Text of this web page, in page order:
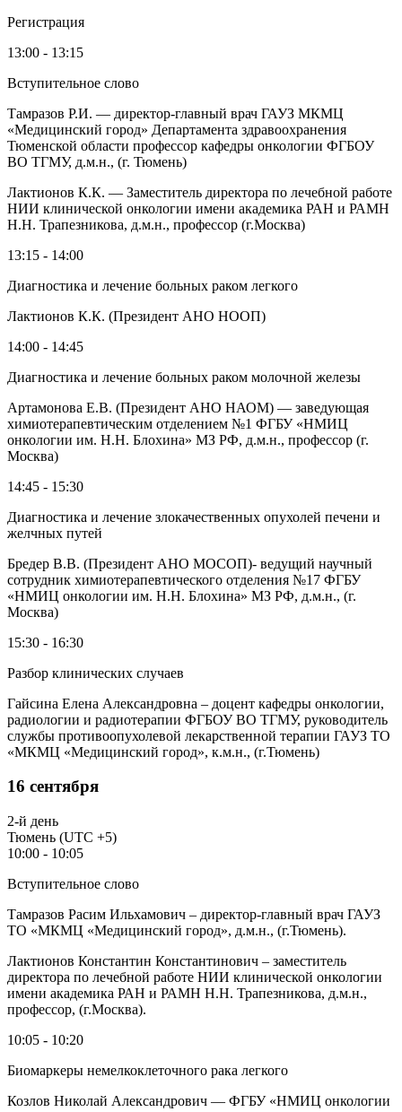
Регистрация
13:00 - 13:15
Вступительное слово
Тамразов Р.И. — директор-главный врач ГАУЗ МКМЦ
«Медицинский город» Департамента здравоохранения
Тюменской области профессор кафедры онкологии ФГБОУ
ВО ТГМУ, д.м.н., (г. Тюмень)
Лактионов К.К. — Заместитель директора по лечебной работе
НИИ клинической онкологии имени академика РАН и РАМН
Н.Н. Трапезникова, д.м.н., профессор (г.Москва)
13:15 - 14:00
Диагностика и лечение больных раком легкого
Лактионов К.К. (Президент АНО НООП)
14:00 - 14:45
Диагностика и лечение больных раком молочной железы
Артамонова Е.В. (Президент АНО НАОМ) — заведующая
химиотерапевтическим отделением №1 ФГБУ «НМИЦ
онкологии им. Н.Н. Блохина» МЗ РФ, д.м.н., профессор (г.
Москва)
14:45 - 15:30
Диагностика и лечение злокачественных опухолей печени и
желчных путей
Бредер В.В. (Президент АНО МОСОП)- ведущий научный
сотрудник химиотерапевтического отделения №17 ФГБУ
«НМИЦ онкологии им. Н.Н. Блохина» МЗ РФ, д.м.н., (г.
Москва)
15:30 - 16:30
Разбор клинических случаев
Гайсина Елена Александровна – доцент кафедры онкологии,
радиологии и радиотерапии ФГБОУ ВО ТГМУ, руководитель
службы противоопухолевой лекарственной терапии ГАУЗ ТО
«МКМЦ «Медицинский город», к.м.н., (г.Тюмень)
16 сентября
2-й день
Тюмень (UTC +5)
10:00 - 10:05
Вступительное слово
Тамразов Расим Ильхамович – директор-главный врач ГАУЗ
ТО «МКМЦ «Медицинский город», д.м.н., (г.Тюмень).
Лактионов Константин Константинович – заместитель
директора по лечебной работе НИИ клинической онкологии
имени академика РАН и РАМН Н.Н. Трапезникова, д.м.н.,
профессор, (г.Москва).
10:05 - 10:20
Биомаркеры немелкоклеточного рака легкого
Козлов Николай Александрович — ФГБУ «НМИЦ онкологии